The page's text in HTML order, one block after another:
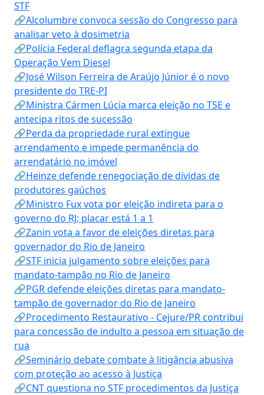
STF
🔗Alcolumbre convoca sessão do Congresso para
analisar veto à dosimetria
🔗Polícia Federal deflagra segunda etapa da
Operação Vem Diesel
🔗José Wilson Ferreira de Araújo Júnior é o novo
presidente do TRE-PI
🔗Ministra Cármen Lúcia marca eleição no TSE e
antecipa ritos de sucessão
🔗Perda da propriedade rural extingue
arrendamento e impede permanência do
arrendatário no imóvel
🔗Heinze defende renegociação de dívidas de
produtores gaúchos
🔗Ministro Fux vota por eleição indireta para o
governo do RJ; placar está 1 a 1
🔗Zanin vota a favor de eleições diretas para
governador do Rio de Janeiro
🔗STF inicia julgamento sobre eleições para
mandato-tampão no Rio de Janeiro
🔗PGR defende eleições diretas para mandato-
tampão de governador do Rio de Janeiro
🔗Procedimento Restaurativo - Cejure/PR contribui
para concessão de indulto a pessoa em situação de
rua
🔗Seminário debate combate à litigância abusiva
com proteção ao acesso à Justiça
🔗CNT questiona no STF procedimentos da Justiça